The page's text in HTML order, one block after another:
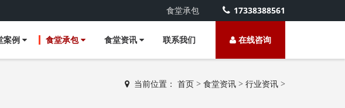
食堂承包 17338388561
在线咨询
案例 食堂承包 食堂资讯 联系我们
当前位置： 首页 > 食堂资讯 > 行业资讯 >